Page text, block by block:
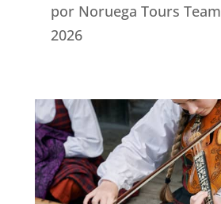
por Noruega Tours Team
2026